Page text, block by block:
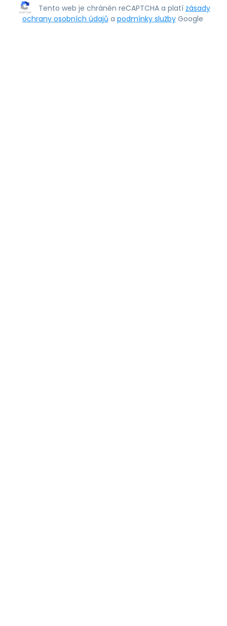
Tento web je chráněn reCAPTCHA a platí zásady
ochrany osobních údajů a podmínky služby Google